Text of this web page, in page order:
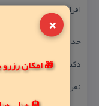
×
افراد روستا دارای
نفر در سطوح عالی